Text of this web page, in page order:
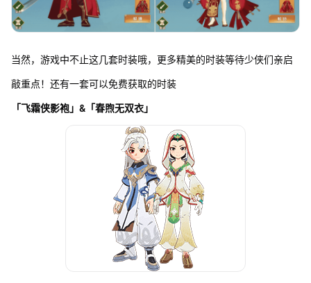
当然，游戏中不止这几套时装哦，更多精美的时装等待少侠们亲启
敲重点！还有一套可以免费获取的时装
「飞霜侠影袍」&「春煦无双衣」